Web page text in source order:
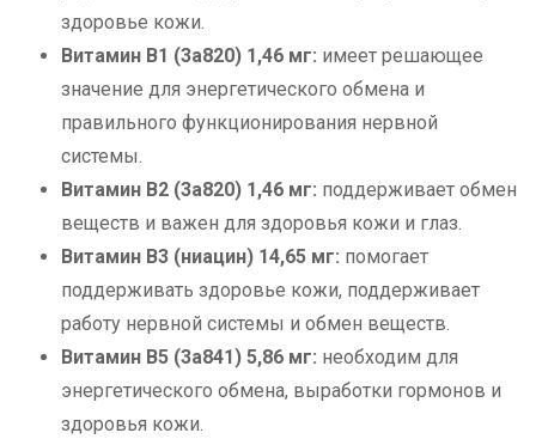
здоровье кожи.
Витамин B1 (3a820) 1,46 мг: имеет решающее
значение для энергетического обмена и
правильного функционирования нервной
системы.
Витамин B2 (3a820) 1,46 мг: поддерживает обмен
веществ и важен для здоровья кожи и глаз.
Витамин B3 (ниацин) 14,65 мг: помогает
поддерживать здоровье кожи, поддерживает
работу нервной системы и обмен веществ.
Витамин B5 (3a841) 5,86 мг: необходим для
энергетического обмена, выработки гормонов и
здоровья кожи.